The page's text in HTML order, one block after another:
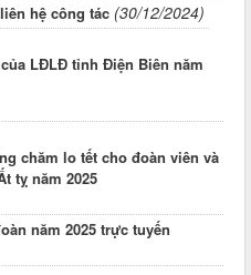
hệ công tác (30/12/2024)
LĐLĐ tỉnh Điện Biên năm
chăm lo tết cho đoàn viên và
tỵ năm 2025
năm 2025 trực tuyến